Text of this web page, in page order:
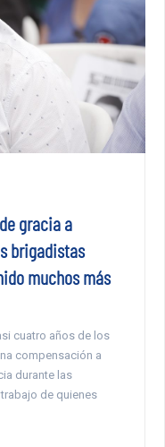
gracia a
brigadistas
muchos más
cuatro años de los
compensación a
durante las
de quienes